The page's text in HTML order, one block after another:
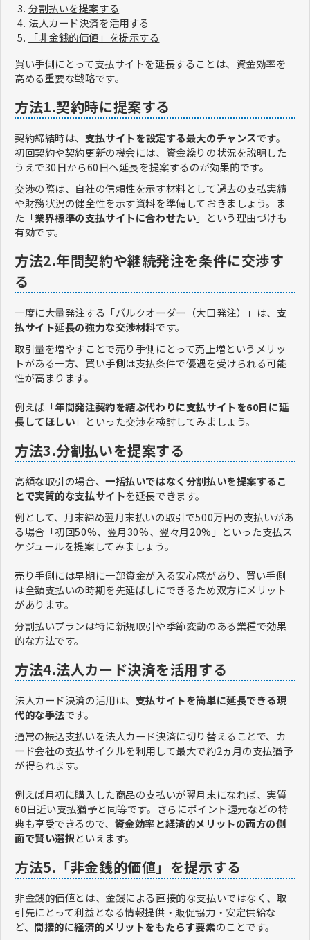
分割払いを提案する
法人カード決済を活用する
「非金銭的価値」を提示する
買い手側にとって支払サイトを延長することは、資金効率を
高める重要な戦略です。
方法1.契約時に提案する
契約締結時は、 支払サイトを設定する最大のチャンスです。
初回契約や契約更新の機会には、資金繰りの状況を説明した
うえで30日から60日へ延長を提案するのが効果的です。
交渉の際は、自社の信頼性を示す材料として過去の支払実績
や財務状況の健全性を示す資料を準備しておきましょう。ま
た「業界標準の支払サイトに合わせたい」という理由づけも
有効です。
方法2.年間契約や継続発注を条件に交渉す
る
一度に大量発注する「バルクオーダー（大口発注）」は、 支
払サイト延長の強力な交渉材料です。
取引量を増やすことで売り手側にとって売上増というメリッ
トがある一方、買い手側は支払条件で優遇を受けられる可能
性が高まります。
例えば「年間発注契約を結ぶ代わりに支払サイトを60日に延
長してほしい」といった交渉を検討してみましょう。
方法3.分割払いを提案する
高額な取引の場合、一括払いではなく分割払いを提案するこ
とで実質的な支払サイトを延長できます。
例として、月末締め翌月末払いの取引で500万円の支払いがあ
る場合「初回50%、翌月30%、翌々月20%」といった支払ス
ケジュールを提案してみましょう。
売り手側には早期に一部資金が入る安心感があり、買い手側
は全額支払いの時期を先延ばしにできるため双方にメリット
があります。
分割払いプランは特に新規取引や季節変動のある業種で効果
的な方法です。
方法4.法人カード決済を活用する
法人カード決済の活用は、 支払サイトを簡単に延長できる現
代的な手法です。
通常の振込支払いを法人カード決済に切り替えることで、カ
ード会社の支払サイクルを利用して最大で約2ヵ月の支払猶予
が得られます。
例えば月初に購入した商品の支払いが翌月末になれば、実質
60日近い支払猶予と同等です。さらにポイント還元などの特
典も享受できるので、 資金効率と経済的メリットの両方の側
面で賢い選択といえます。
方法5.「非金銭的価値」を提示する
非金銭的価値とは、金銭による直接的な支払いではなく、取
引先にとって利益となる情報提供・販促協力・安定供給な
ど、 間接的に経済的メリットをもたらす要素のことです。